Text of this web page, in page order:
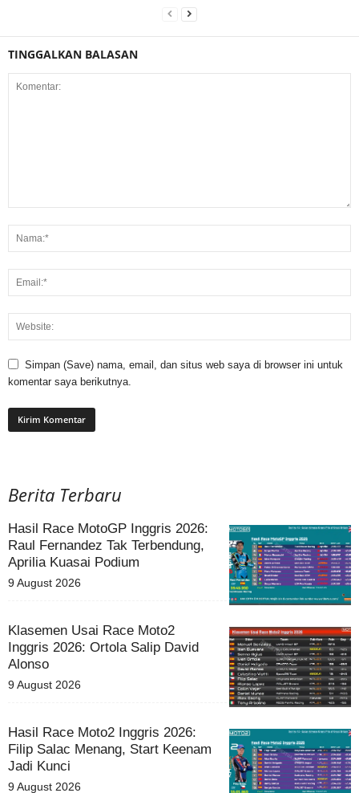
TINGGALKAN BALASAN
Simpan (Save) nama, email, dan situs web saya di browser ini untuk
komentar saya berikutnya.
Berita Terbaru
Hasil Race MotoGP Inggris 2026:
Raul Fernandez Tak Terbendung,
Aprilia Kuasai Podium
9 August 2026
Klasemen Usai Race Moto2
Inggris 2026: Ortola Salip David
Alonso
9 August 2026
Hasil Race Moto2 Inggris 2026:
Filip Salac Menang, Start Keenam
Jadi Kunci
9 August 2026